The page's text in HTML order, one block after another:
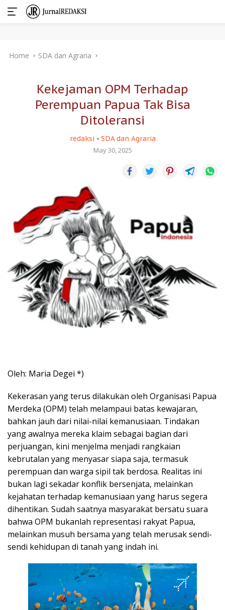
Home SDA dan Agraria
Kekejaman OPM Terhadap
Perempuan Papua Tak Bisa
Ditoleransi
redaksi - SDA dan Agraria
May 30, 2025
Oleh: Maria Degei *)
Kekerasan yang terus dilakukan oleh Organisasi Papua
Merdeka (OPM) telah melampaui batas kewajaran,
bahkan jauh dari nilai-nilai kemanusiaan. Tindakan
yang awalnya mereka klaim sebagai bagian dari
perjuangan, kini menjelma menjadi rangkaian
kebrutalan yang menyasar siapa saja, termasuk
perempuan dan warga sipil tak berdosa. Realitas ini
bukan lagi sekadar konflik bersenjata, melainkan
kejahatan terhadap kemanusiaan yang harus segera
dihentikan. Sudah saatnya masyarakat bersatu suara
bahwa OPM bukanlah representasi rakyat Papua,
melainkan musuh bersama yang telah merusak sendi-
sendi kehidupan di tanah yang indah ini.